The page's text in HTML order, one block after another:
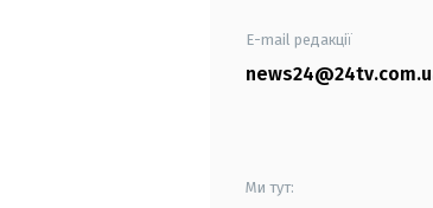
E-mail редакції
Ми тут: